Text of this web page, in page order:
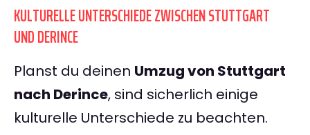
KULTURELLE UNTERSCHIEDE ZWISCHEN STUTTGART
UND DERINCE
Planst du deinen Umzug von Stuttgart
nach Derince, sind sicherlich einige
kulturelle Unterschiede zu beachten.